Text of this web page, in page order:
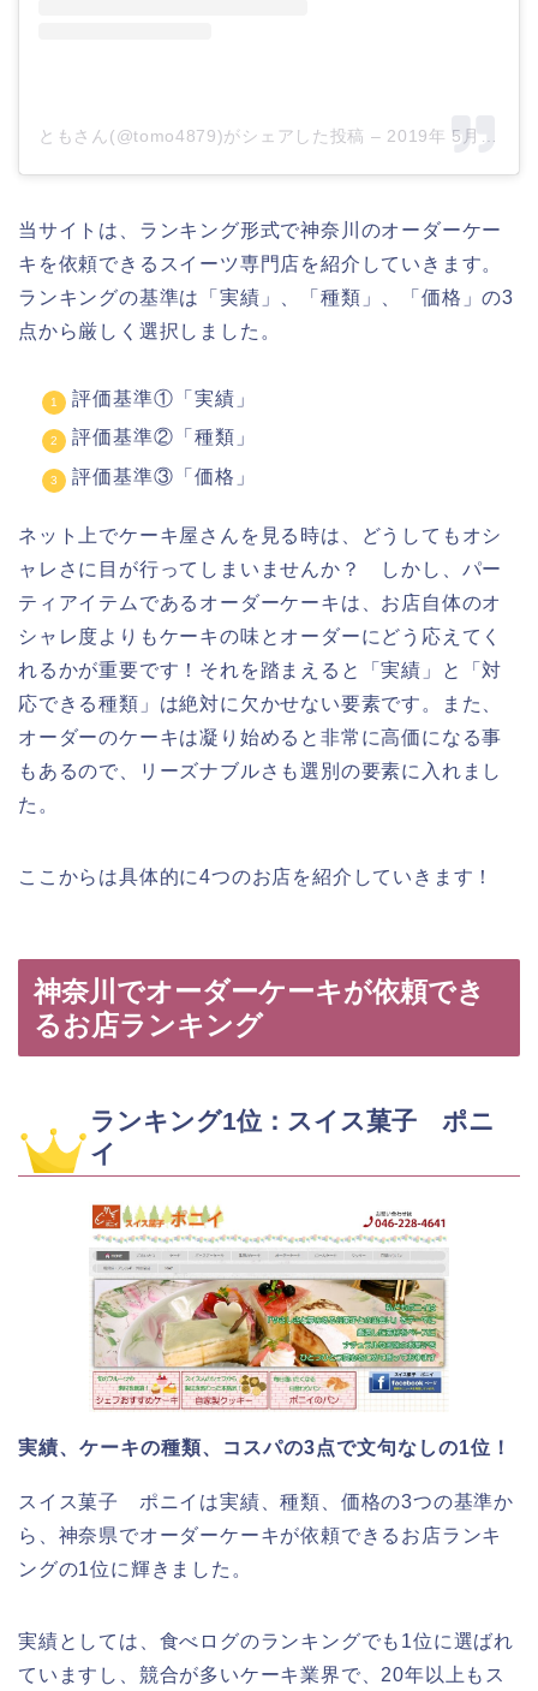
ともさん(@tomo4879)がシェアした投稿 – 2019年 5月月20日午前4時51分PDT
当サイトは、ランキング形式で神奈川のオーダーケー
キを依頼できるスイーツ専門店を紹介していきます。
ランキングの基準は「実績」、「種類」、「価格」の3
点から厳しく選択しました。
評価基準①「実績」
評価基準②「種類」
評価基準③「価格」
ネット上でケーキ屋さんを見る時は、どうしてもオシ
ャレさに目が行ってしまいませんか？ しかし、パー
ティアイテムであるオーダーケーキは、お店自体のオ
シャレ度よりもケーキの味とオーダーにどう応えてく
れるかが重要です！それを踏まえると「実績」と「対
応できる種類」は絶対に欠かせない要素です。また、
オーダーのケーキは凝り始めると非常に高価になる事
もあるので、リーズナブルさも選別の要素に入れまし
た。
ここからは具体的に4つのお店を紹介していきます！
神奈川でオーダーケーキが依頼でき
るお店ランキング
ランキング1位：スイス菓子 ポニ
イ
実績、ケーキの種類、コスパの3点で文句なしの1位！
スイス菓子 ポニイは実績、種類、価格の3つの基準か
ら、神奈県でオーダーケーキが依頼できるお店ランキ
ングの1位に輝きました。
実績としては、食べログのランキングでも1位に選ばれ
ていますし、競合が多いケーキ業界で、20年以上もス